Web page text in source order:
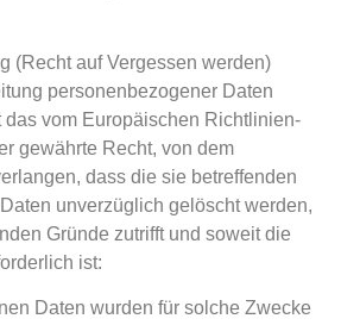
(Recht auf Vergessen werden)
personenbezogener Daten
das vom Europäischen Richtlinien-
gewährte Recht, von dem
dass die sie betreffenden
unverzüglich gelöscht werden,
Gründe zutrifft und soweit die
ist:
Daten wurden für solche Zwecke